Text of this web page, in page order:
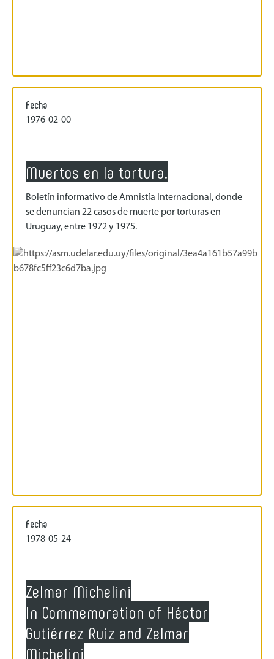
Fecha
1976-02-00
Muertos en la tortura.
Boletín informativo de Amnistía Internacional, donde
se denuncian 22 casos de muerte por torturas en
Uruguay, entre 1972 y 1975.
Fecha
1978-05-24
Zelmar Michelini
In Commemoration of Héctor
Gutiérrez Ruiz and Zelmar
Michelini